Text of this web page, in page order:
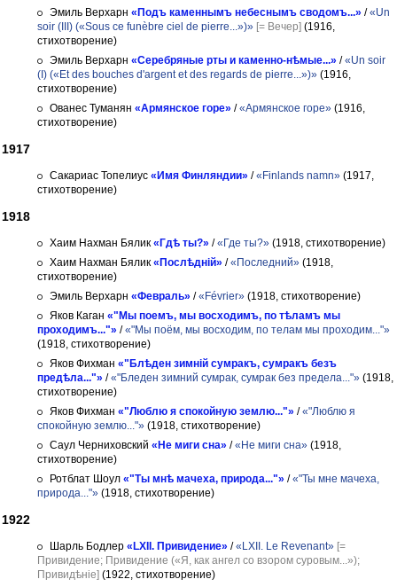
Эмиль Верхарн «Подъ каменнымъ небеснымъ сводомъ...» /«Un
soir (III) («Sous ce funèbre ciel de pierre...»)» [= Вечер] (1916,
стихотворение)
Эмиль Верхарн «Серебряные рты и каменно-нѣмые...» /«Un soir
(I) («Et des bouches d'argent et des regards de pierre...»)» (1916,
стихотворение)
Ованес Туманян «Армянское горе» /«Армянское горе» (1916,
стихотворение)
1917
Сакариас Топелиус «Имя Финляндии» /«Finlands namn» (1917,
стихотворение)
1918
Хаим Нахман Бялик «Гдѣ ты?» /«Где ты?» (1918, стихотворение)
Хаим Нахман Бялик «Послѣднiй» /«Последний» (1918,
стихотворение)
Эмиль Верхарн «Февраль» /«Février» (1918, стихотворение)
Яков Каган «"Мы поемъ, мы восходимъ, по тѣламъ мы
проходимъ..."» /«"Мы поём, мы восходим, по телам мы проходим..."»
(1918, стихотворение)
Яков Фихман «"Блѣден зимнiй сумракъ, сумракъ безъ
предѣла..."» /«"Бледен зимний сумрак, сумрак без предела..."» (1918,
стихотворение)
Яков Фихман «"Люблю я спокойную землю..."» /«"Люблю я
спокойную землю..."» (1918, стихотворение)
Саул Черниховский «Не миги сна» /«Не миги сна» (1918,
стихотворение)
Ротблат Шоул «"Ты мнѣ мачеха, природа..."» /«"Ты мне мачеха,
природа..."» (1918, стихотворение)
1922
Шарль Бодлер «LXII. Привидение» /«LXII. Le Revenant» [=
Привидение; Привидение («Я, как ангел со взором суровым...»);
Привидѣніе] (1922, стихотворение)